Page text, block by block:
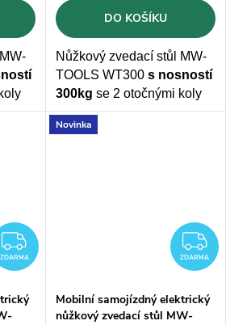
DO KOŠÍKU
Nůžkový zvedací stůl MW-
TOOLS WT300 s nosností
300kg se 2 otočnými koly
ZDARMA
ZDARMA
Novinka
ZDARMA
Mobilní samojízdný elektrický
nůžkový zvedací stůl MW-